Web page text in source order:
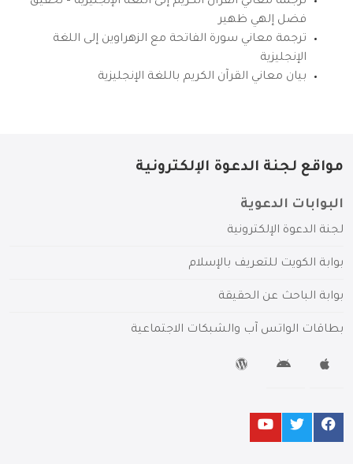
فضل إلهي ظهير
ترجمة معاني سورة الفاتحة مع الزهراوين إلى اللغة
الإنجليزية
بيان معاني القرآن الكريم باللغة الإنجليزية
مواقع لجنة الدعوة الإلكترونية
البوابات الدعوية
لجنة الدعوة الإلكترونية
بوابة الكويت للتعريف بالإسلام
بوابة الباحث عن الحقيقة
بطاقات الواتس آب والشبكات الاجتماعية